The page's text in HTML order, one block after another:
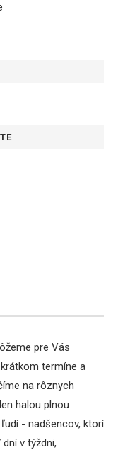
pre Vás
termíne a
na rôznych
halou plnou
- nadšencov, ktorí
v týždni,